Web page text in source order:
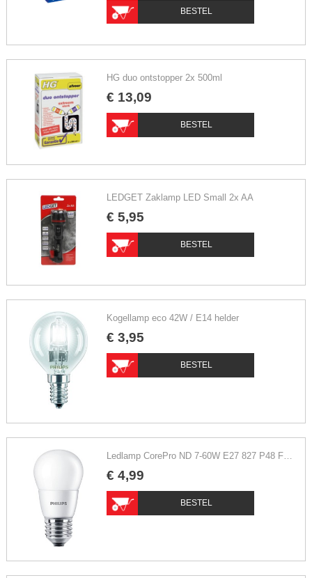
BESTEL
HG duo ontstopper 2x 500ml
€ 13,09
BESTEL
LEDGET Zaklamp LED Small 2x AA
€ 5,95
BESTEL
Kogellamp eco 42W / E14 helder
€ 3,95
BESTEL
€ 4,99
BESTEL